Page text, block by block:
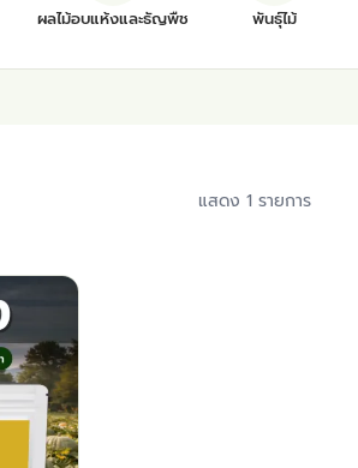
ผลไม้อบแห้งและธัญพืช พันธุ์ไม้
แสดง 1 รายการ